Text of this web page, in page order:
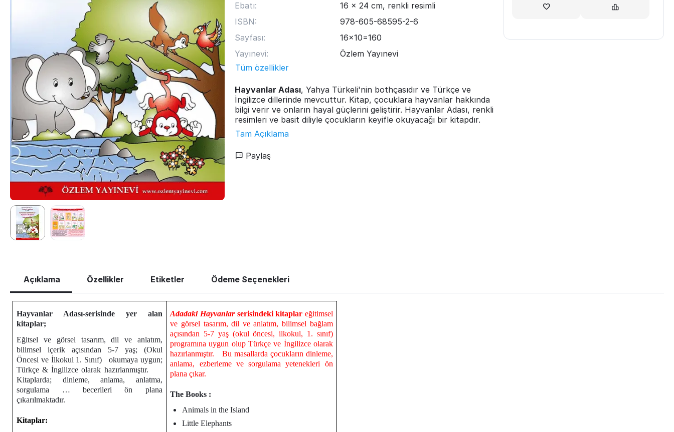
Ebatı:
16 x 24 cm, renkli resimli
ISBN:
978-605-68595-2-6
Sayfası:
16x10=160
Yayınevi:
Özlem Yayınevi
Tüm özellikler
Hayvanlar Adası, Yahya Türkeli'nin bothçasıdır ve Türkçe ve
İngilizce dillerinde mevcuttur. Kitap, çocuklara hayvanlar hakkında
bilgi verir ve onların hayal güçlerini geliştirir. Hayvanlar Adası, renkli
resimleri ve basit diliyle çocukların keyifle okuyacağı bir kitapdır.
Tam Açıklama
Paylaş
Açıklama Özellikler Etiketler Ödeme Seçenekleri
Hayvanlar Adası-serisinde yer alan
kitaplar;
Eğitsel ve görsel tasarım, dil ve anlatım,
bilimsel içerik açısından 5-7 yaş; (Okul
Öncesi ve İlkokul 1. Sınıf)
okumaya uygun;
Türkçe & İngilizce olarak hazırlanmıştır.
Kitaplarda; dinleme, anlama, anlatma,
sorgulama … becerileri ön plana
çıkarılmaktadır.
Kitaplar:
Adadaki Hayvanlarserisindekikitaplar eğitimsel
ve görsel tasarım, dil ve anlatım, bilimsel bağlam
açısından 5-7 yaş (okul öncesi, ilkokul, 1. sınıf)
programına uygun olup Türkçe ve İngilizce olarak
hazırlanmıştır. Bu masallarda çocukların dinleme,
anlama, ezberleme ve sorgulama yetenekleri ön
plana çıkar.
The Books :
Animals in the Island
Little Elephants